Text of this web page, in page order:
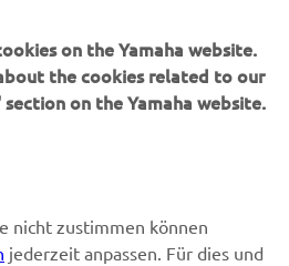
All Rights Reserved
on the Yamaha website.
the cookies related to our
on the Yamaha website.
nicht zustimmen können
jederzeit anpassen. Für dies und